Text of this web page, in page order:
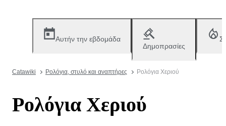
Αυτήν την εβδομάδα
Δημοπρασίες
Catawiki Ρολόγια, στυλό και αναπτήρες Ρολόγια Χεριού
Ρολόγια Χεριού